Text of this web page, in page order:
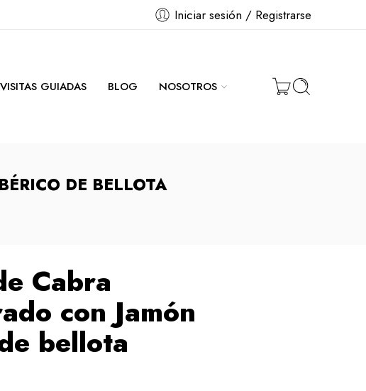
Iniciar sesión / Registrarse
VISITAS GUIADAS BLOG NOSOTROS
DE BELLOTA
Cabra
con Jamón
bellota